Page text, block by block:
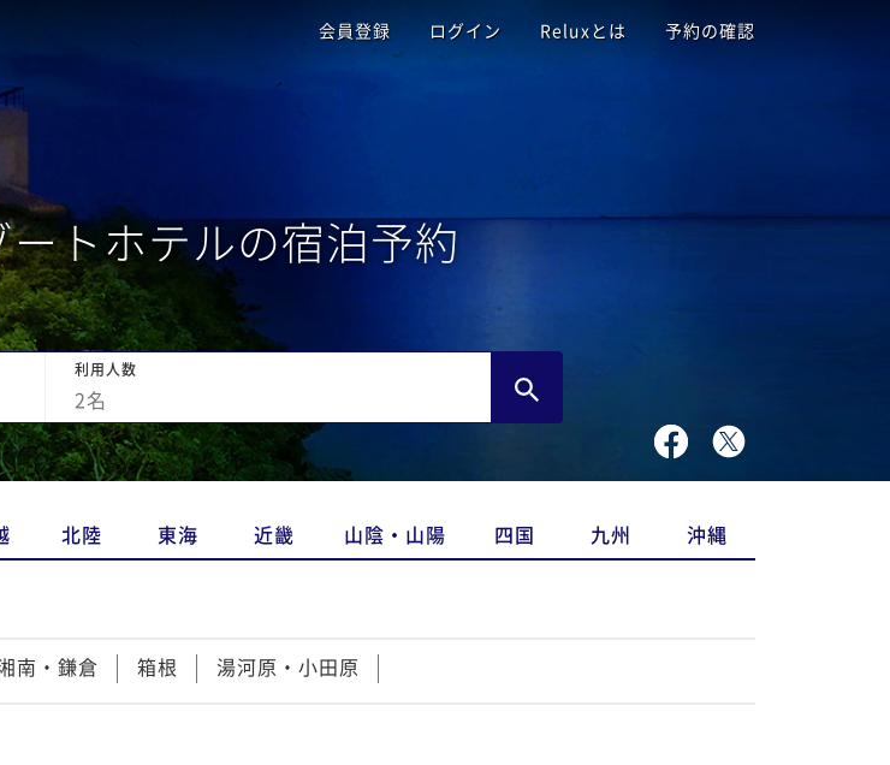
会員登録 ログイン Reluxとは 予約の確認
トホテルの宿泊予約
利用人数
2名
北陸 東海 近畿 山陰・山陽 四国 九州 沖縄
南・鎌倉 箱根 湯河原・小田原